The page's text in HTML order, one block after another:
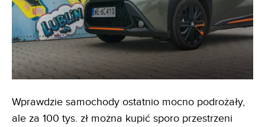
Wprawdzie samochody ostatnio mocno podrożały,
ale za 100 tys. zł można kupić sporo przestrzeni